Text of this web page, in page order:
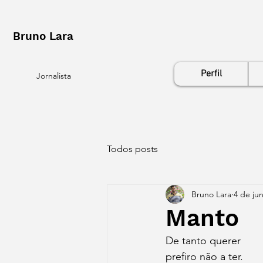
Bruno Lara
Jornalista Perfil
Todos posts
Manto
Bruno Lara 4 de
De tanto querer
prefiro não a ter.